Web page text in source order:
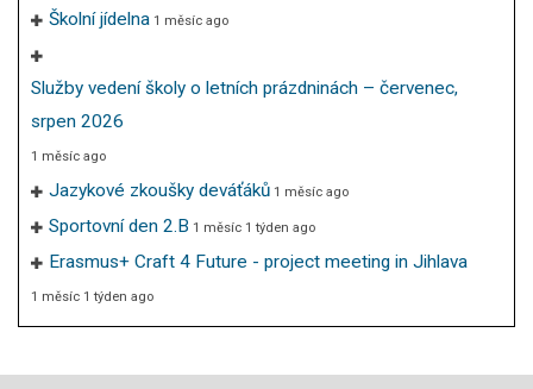
Školní jídelna 1 měsíc ago
Služby vedení školy o letních prázdninách – červenec,
srpen 2026
1 měsíc ago
Jazykové zkoušky deváťáků 1 měsíc ago
Sportovní den 2.B 1 měsíc 1 týden ago
Erasmus+ Craft 4 Future - project meeting in Jihlava
1 měsíc 1 týden ago